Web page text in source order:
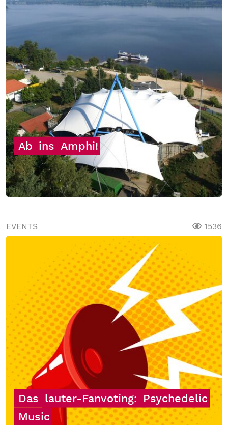
Ab ins Amphi!
EVENTS 1536
Das lauter-Fanvoting: Psychedelic
Music